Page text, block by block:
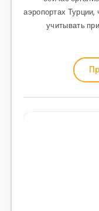
аэропортах
учитывать